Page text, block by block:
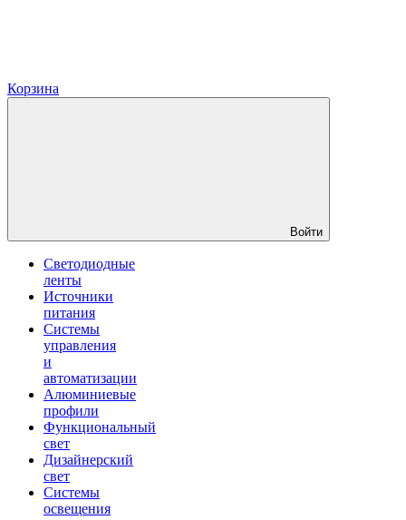
Корзина
Войти
Светодиодные
ленты
Источники
питания
Системы
управления
и
автоматизации
Алюминиевые
профили
Функциональный
свет
Дизайнерский
свет
Системы
освещения